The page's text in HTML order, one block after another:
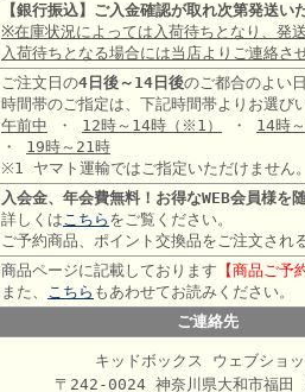
【銀行振込】ご入金確認が取れ次第発送い
※在庫状況によっては入荷待ちとなり、発
入荷待ちとなる場合には当店よりご連絡さ
ご注文日の4日後～14日後のご都合のよい
時間帯のご指定は、下記時間帯よりお選び
午前中 ・ 12時～14時 （※1） ・ 14時
・ 19時～21時
※1 ヤマト運輸ではご指定いただけません。
入会金、年会費無料！お得なWEB会員様を
詳しくはこちら をご覧ください。
ご予約商品、ポイント交換品をご注文され
商品ページに記載しております 【商品ご予
また、 こちら もあわせてお読みください。
ご連絡先
キッドボックス ウェブショ
〒242-0024 神奈川県大和市福